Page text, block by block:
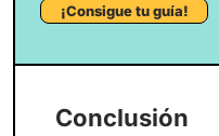
¡Consigue tu guía!
Conclusión